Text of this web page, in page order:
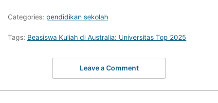
Categories: pendidikan sekolah
Tags: Beasiswa Kuliah di Australia: Universitas Top 2025
Leave a Comment